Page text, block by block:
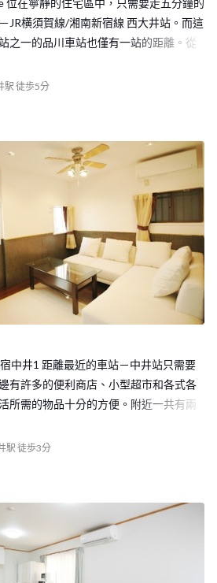
位在寧靜的住宅區中，只需要走五分鐘的
JR横須賀線/湘南新宿線 西大井站。而這
之一的品川車站也僅有一站的距離。從
非常舒適的客廳和廚房，你可以在這裡
，溫馨的環境等你的加入唷！
駅 徒歩5分
宿中井1 距離最近的車站－中井站只需要
有許多的便利商店、小型超市和各式各
所需的物品十分的方便。附近一共有兩
10分鐘的車程即可以抵達新宿站，在新
室友們在公共的空間互動交流，同時又
歡迎將到東京展開新生活的你加入我們
駅 徒歩3分